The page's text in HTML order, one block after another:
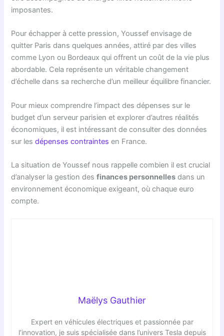
imposantes.
Pour échapper à cette pression, Youssef envisage de
quitter Paris dans quelques années, attiré par des villes
comme Lyon ou Bordeaux qui offrent un coût de la vie plus
abordable. Cela représente un véritable changement
d’échelle dans sa recherche d’un meilleur équilibre financier.
Pour mieux comprendre l’impact des dépenses sur le
budget d’un serveur parisien et explorer d’autres réalités
économiques, il est intéressant de consulter des données
sur lesdépenses contraintes en France.
La situation de Youssef nous rappelle combien il est crucial
d’analyser la gestion desfinances personnelles dans un
environnement économique exigeant, où chaque euro
compte.
Maëlys Gauthier
Expert en véhicules électriques et passionnée par
l’innovation, je suis spécialisée dans l’univers Tesla depuis